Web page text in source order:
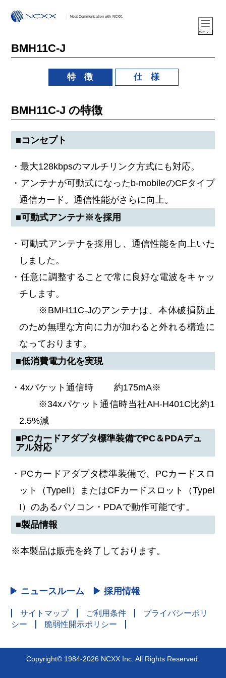
Next Communication with NCXX.
BMH11C-J
特 徴 仕 様
BMH11C-J の特徴
■コンセプト
・最大128kbpsのマルチリンク方式にも対応。
・アンテナが可動式になったb-mobileのCFタイプ
通信カード。通信性能がさらに向上。
■可動式アンテナ※を採用
・可動式アンテナを採用し、通信性能を向上いた
しました。
・任意に調整することで常に良好な電波をキャッ
チします。
※BMH11C-Jのアンテナは、本体破損防止
のため無理な方向に力が加わると外れる構造に
なっております。
■低消費電力化を実現
・4xパケット通信時 約175mA※
※34xパケット通信時当社AH-H401C比約1
2.5%減
■PCカードアダプタ標準装備でPC＆PDAデュ
アル対応
・PCカードアダプタ標準装備で、PCカードスロ
ット（TypeII）またはCFカードスロット（TypeI
I）のあるパソコン・PDAで動作可能です。
■製品情報
※本製品は販売を終了しております。
▶ ニュースルーム ▶ 採用情報
サイトマップ ご利用条件
プライバシーポリ
シー
脆弱性開示ポリシー
Copyright© 1984-2026 NCXX Inc. All Rights Reserved.